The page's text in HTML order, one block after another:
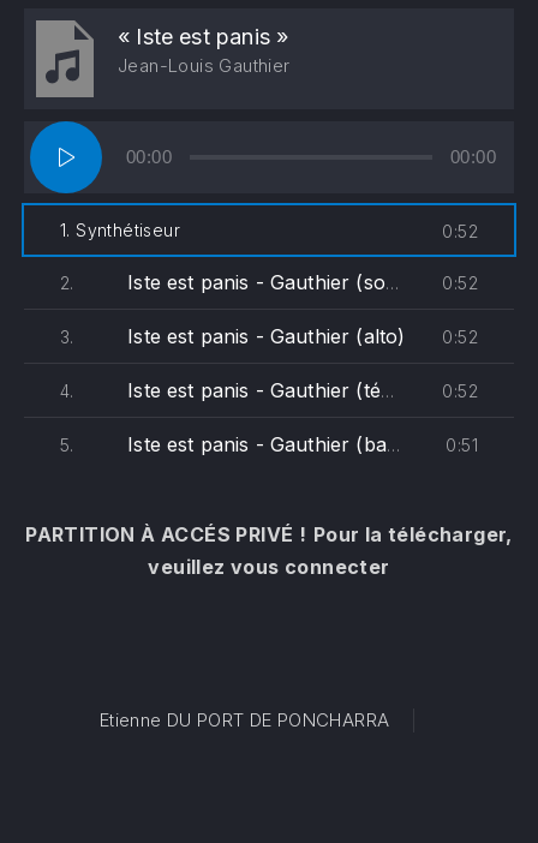
« Iste est panis »
Jean-Louis Gauthier
Lecteur
audio
00:00 00:00
1. Synthétiseur 0:52
2. Iste est panis - Gauthier (soprane) 0:52
3. Iste est panis - Gauthier (alto) 0:52
4. Iste est panis - Gauthier (ténor) 0:52
5. Iste est panis - Gauthier (basse) 0:51
PARTITION À ACCÉS PRIVÉ ! Pour la télécharger,
veuillez vous connecter
Etienne DU PORT DE PONCHARRA